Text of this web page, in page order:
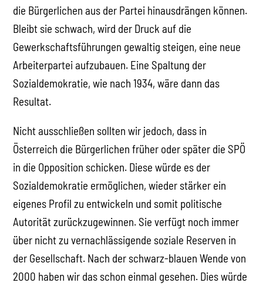
die Bürgerlichen aus der Partei hinausdrängen können.
Bleibt sie schwach, wird der Druck auf die
Gewerkschaftsführungen gewaltig steigen, eine neue
Arbeiterpartei aufzubauen. Eine Spaltung der
Sozialdemokratie, wie nach 1934, wäre dann das
Resultat.
Nicht ausschließen sollten wir jedoch, dass in
Österreich die Bürgerlichen früher oder später die SPÖ
in die Opposition schicken. Diese würde es der
Sozialdemokratie ermöglichen, wieder stärker ein
eigenes Profil zu entwickeln und somit politische
Autorität zurückzugewinnen. Sie verfügt noch immer
über nicht zu vernachlässigende soziale Reserven in
der Gesellschaft. Nach der schwarz-blauen Wende von
2000 haben wir das schon einmal gesehen. Dies würde